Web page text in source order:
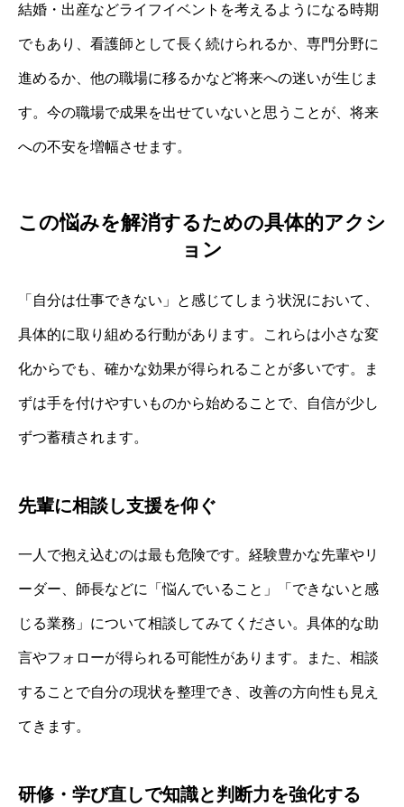
結婚・出産などライフイベントを考えるようになる時期
でもあり、看護師として長く続けられるか、専門分野に
進めるか、他の職場に移るかなど将来への迷いが生じま
す。今の職場で成果を出せていないと思うことが、将来
への不安を増幅させます。
この悩みを解消するための具体的アクシ
ョン
「自分は仕事できない」と感じてしまう状況において、
具体的に取り組める行動があります。これらは小さな変
化からでも、確かな効果が得られることが多いです。ま
ずは手を付けやすいものから始めることで、自信が少し
ずつ蓄積されます。
先輩に相談し支援を仰ぐ
一人で抱え込むのは最も危険です。経験豊かな先輩やリ
ーダー、師長などに「悩んでいること」「できないと感
じる業務」について相談してみてください。具体的な助
言やフォローが得られる可能性があります。また、相談
することで自分の現状を整理でき、改善の方向性も見え
てきます。
研修・学び直しで知識と判断力を強化する